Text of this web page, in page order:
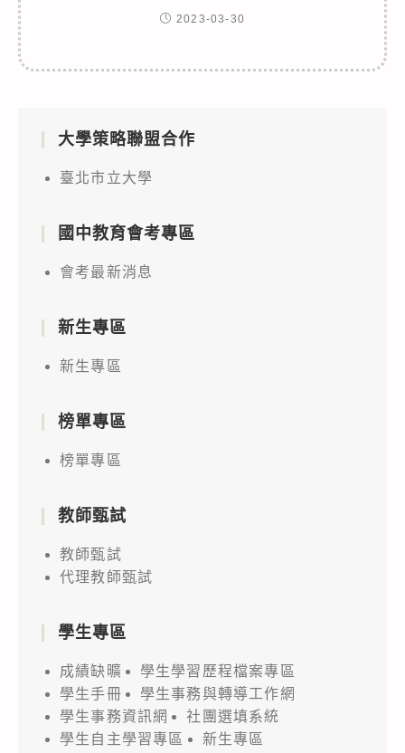
2023-03-30
大學策略聯盟合作
臺北市立大學
國中教育會考專區
會考最新消息
新生專區
新生專區
榜單專區
榜單專區
教師甄試
教師甄試
代理教師甄試
學生專區
成績缺曠
學生學習歷程檔案專區
學生手冊
學生事務與轉導工作網
學生事務資訊網
社團選填系統
學生自主學習專區
新生專區